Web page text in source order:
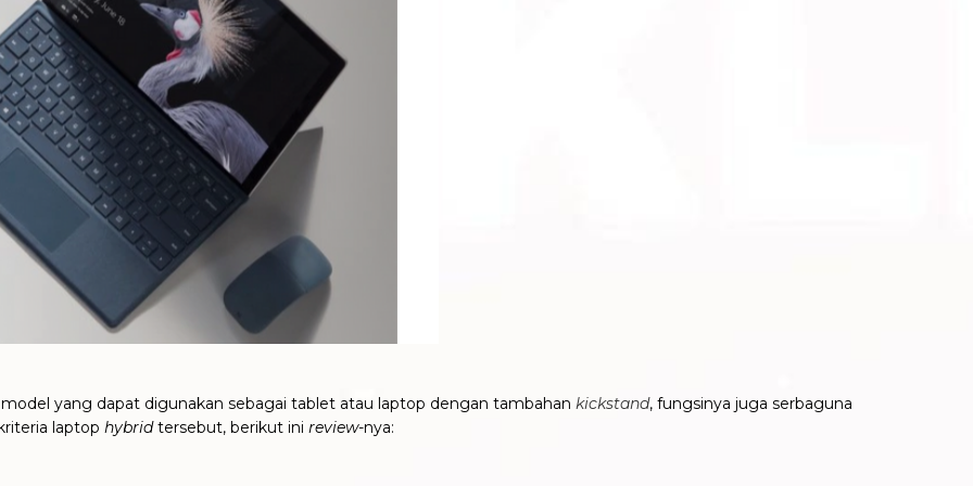
model yang dapat digunakan sebagai tablet atau laptop dengan tambahan kickstand, fungsinya juga serbaguna
laptop hybridtersebut, berikut ini review-nya: